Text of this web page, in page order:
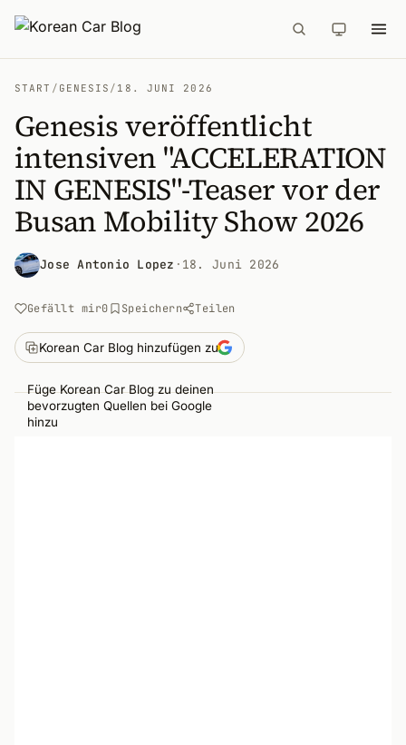
START / GENESIS / 18. JUNI 2026
Genesis veröffentlicht
intensiven "ACCELERATION
IN GENESIS"-Teaser vor der
Busan Mobility Show 2026
Jose Antonio Lopez · 18. Juni 2026
Gefällt mir0 Speichern Teilen
Korean Car Blog hinzufügen zu
Füge Korean Car Blog zu deinen
bevorzugten Quellen bei Google
hinzu